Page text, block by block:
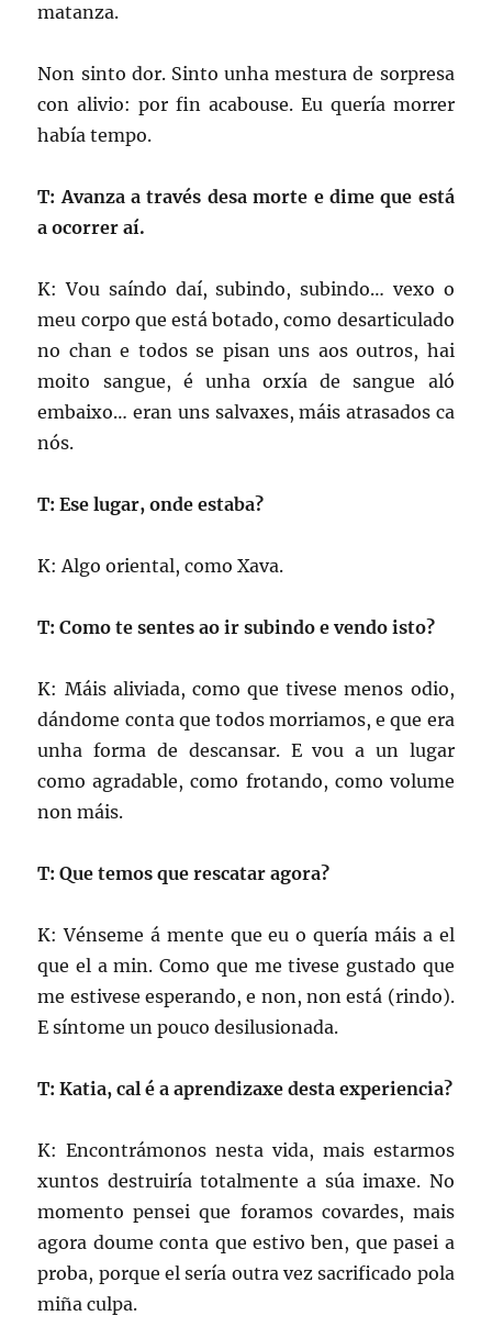
matanza.
Non sinto dor. Sinto unha mestura de sorpresa
con alivio: por fin acabouse. Eu quería morrer
había tempo.
T: Avanza a través desa morte e dime que está
a ocorrer aí.
K: Vou saíndo daí, subindo, subindo… vexo o
meu corpo que está botado, como desarticulado
no chan e todos se pisan uns aos outros, hai
moito sangue, é unha orxía de sangue aló
embaixo… eran uns salvaxes, máis atrasados ca
nós.
T: Ese lugar, onde estaba?
K: Algo oriental, como Xava.
T: Como te sentes ao ir subindo e vendo isto?
K: Máis aliviada, como que tivese menos odio,
dándome conta que todos morriamos, e que era
unha forma de descansar. E vou a un lugar
como agradable, como frotando, como volume
non máis.
T: Que temos que rescatar agora?
K: Vénseme á mente que eu o quería máis a el
que el a min. Como que me tivese gustado que
me estivese esperando, e non, non está (rindo).
E síntome un pouco desilusionada.
T: Katia, cal é a aprendizaxe desta experiencia?
K: Encontrámonos nesta vida, mais estarmos
xuntos destruiría totalmente a súa imaxe. No
momento pensei que foramos covardes, mais
agora doume conta que estivo ben, que pasei a
proba, porque el sería outra vez sacrificado pola
miña culpa.